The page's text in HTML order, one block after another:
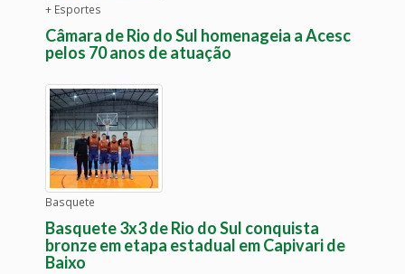
+ Esportes
Câmara de Rio do Sul homenageia a Acesc
pelos 70 anos de atuação
Basquete
Basquete 3x3 de Rio do Sul conquista
bronze em etapa estadual em Capivari de
Baixo